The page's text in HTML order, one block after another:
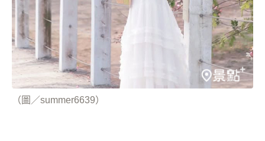
（圖／summer6639）